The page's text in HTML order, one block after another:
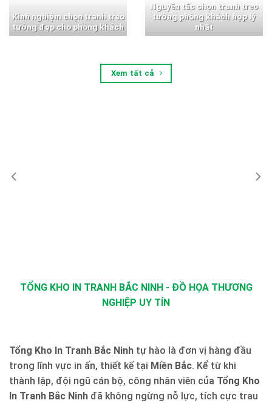
Kinh nghiệm chọn tranh treo
tường đẹp cho phòng khách
Nguyên tắc chọn tranh treo
tường phòng khách hợp lý
nhất
Xem tất cả
TỔNG KHO IN TRANH BẮC NINH - ĐỒ HỌA THƯƠNG
NGHIỆP UY TÍN
Tổng Kho In Tranh Bắc Ninh tự hào là đơn vị hàng đầu
trong lĩnh vực in ấn, thiết kế tại Miền Bắc. Kể từ khi
thành lập, đội ngũ cán bộ, công nhân viên của Tổng Kho
In Tranh Bắc Ninh đã không ngừng nỗ lực, tích cực trau